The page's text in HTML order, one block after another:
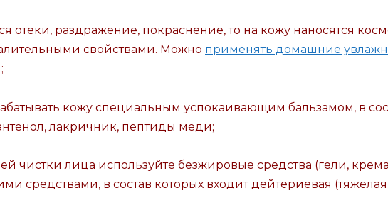
отеки, раздражение, покраснение, то на кожу наносятся
свойствами. Можно применять домашние
;
кожу специальным успокаивающим бальзамом, в
лакричник, пептиды меди;
чистки лица используйте безжировые средства (гели,
средствами, в состав которых входит дейтериевая